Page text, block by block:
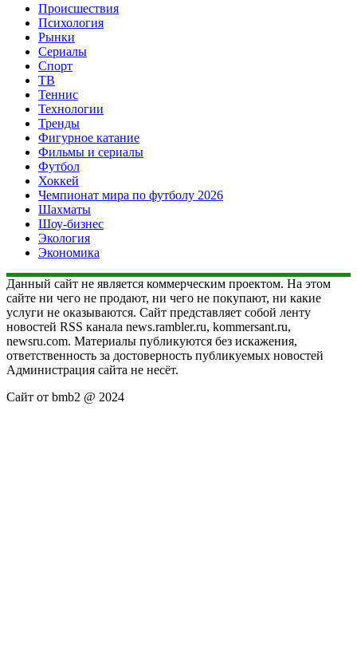
Происшествия
Психология
Рынки
Сериалы
Спорт
ТВ
Теннис
Технологии
Тренды
Фигурное катание
Фильмы и сериалы
Футбол
Хоккей
Чемпионат мира по футболу 2026
Шахматы
Шоу-бизнес
Экология
Экономика
Данный сайт не является коммерческим проектом. На этом
сайте ни чего не продают, ни чего не покупают, ни какие
услуги не оказываются. Сайт представляет собой ленту
новостей RSS канала news.rambler.ru, kommersant.ru,
newsru.com. Материалы публикуются без искажения,
ответственность за достоверность публикуемых новостей
Администрация сайта не несёт.
Сайт от bmb2 @ 2024